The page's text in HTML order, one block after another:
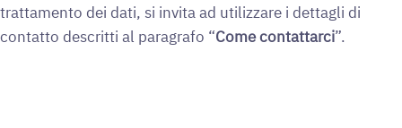
trattamento dei dati, si invita ad utilizzare i dettagli di
contatto descritti al paragrafo “Come contattarci”.